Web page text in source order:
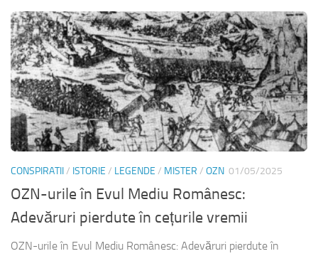
CONSPIRATII/ ISTORIE / LEGENDE / MISTER / OZN 01/05/2025
OZN-urile în Evul Mediu Românesc:
Adevăruri pierdute în cețurile vremii
OZN-urile în Evul Mediu Românesc: Adevăruri pierdute în